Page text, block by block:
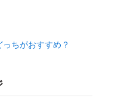
ちがおすすめ？